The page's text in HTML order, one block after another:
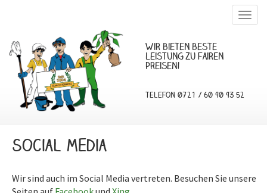
Wir bieten beste
Leistung zu fairen
Preisen!
Telefon 0721 / 60 90 93 52
Social Media
Wir sind auch im Social Media vertreten. Besuchen Sie unsere